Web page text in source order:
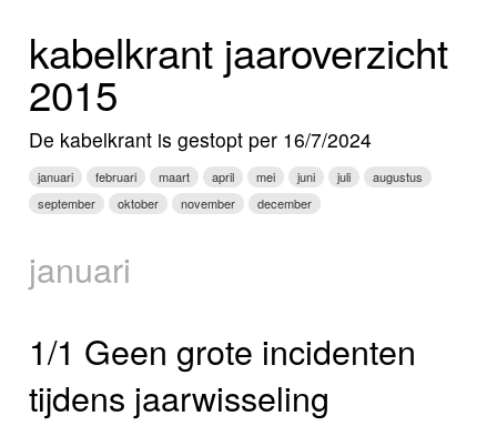
Programma's
Foto's
Webcam
Info
kabelkrant jaaroverzicht
2015
De kabelkrant is gestopt per 16/7/2024
januari februari maart april mei juni juli
augustus
september
oktober november december
januari
1/1 Geen grote incidenten
tijdens jaarwisseling